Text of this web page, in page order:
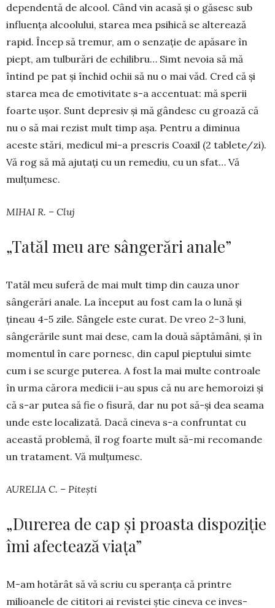
dependentă de alcool. Când vin acasă și o găsesc sub
influența al­coolu­lui, starea mea psihică se alte­rea­ză
rapid. Încep să tremur, am o senzație de apă­sare în
piept, am tulburări de echi­libru… Simt nevoia să mă
întind pe pat și închid ochii să nu o mai văd. Cred că și
starea mea de emotivitate s-a accentuat: mă sperii
foarte ușor. Sunt depresiv și mă gândesc cu groază că
nu o să mai rezist mult timp așa. Pentru a di­minua
aceste stări, medicul mi-a pre­scris Coaxil (2 tablete/zi).
Vă rog să mă ajutați cu un remediu, cu un sfat… Vă
mulțumesc.
MIHAI R. – Cluj
„Tatăl meu are sângerări anale”
Tatăl meu suferă de mai mult timp din cauza unor
sângerări anale. La în­ceput au fost cam la o lună și
țineau 4-5 zile. Sângele este curat. De vreo 2-3 luni,
sângerările sunt mai dese, cam la do­uă săptămâni, și în
momentul în care por­nesc, din capul pieptului sim­te
cum i se scurge puterea. A fost la mai multe con­­troale
în urma cărora medicii i-au spus că nu are he­mo­roizi și
că s-ar putea să fie o fisură, dar nu pot să-și dea seama
unde este loca­li­zată. Dacă cineva s-a con­fruntat cu
această pro­blemă, îl rog foarte mult să-mi recomande
un trata­ment. Vă mulțumesc.
AURELIA C. – Pitești
„Durerea de cap și proasta dispoziție
îmi afectează viața”
M-am hotărât să vă scriu cu speranța că printre
milioanele de cititori ai revistei știe cineva ce inves­